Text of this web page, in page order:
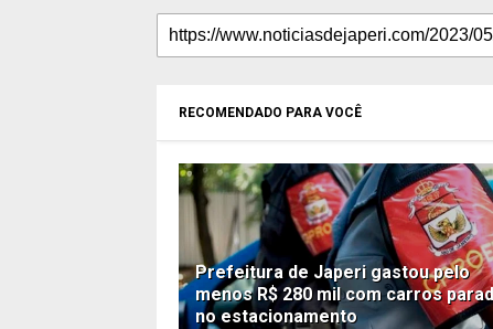
RECOMENDADO PARA VOCÊ
Prefeitura de Japeri gastou pelo
menos R$ 280 mil com carros
no estacionamento